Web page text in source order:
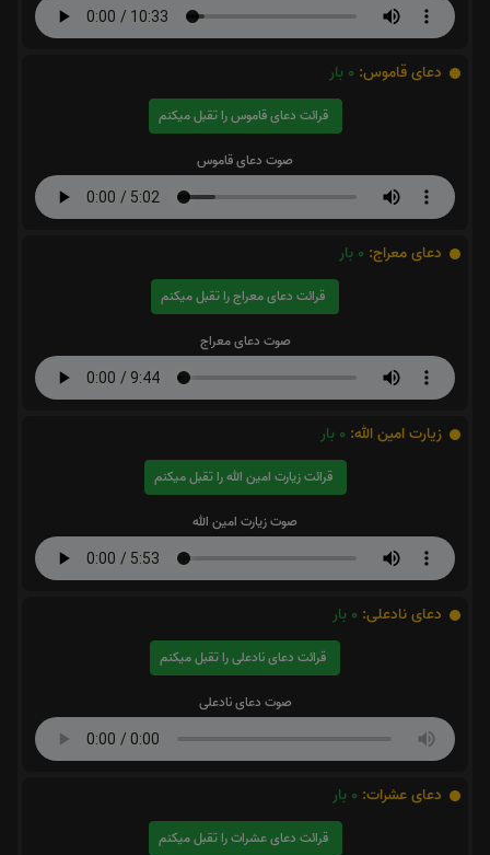
دعای قاموس: 0 بار
قرائت دعای قاموس را تقبل میکنم
صوت دعای قاموس
دعای معراج: 0 بار
قرائت دعای معراج را تقبل میکنم
صوت دعای معراج
زیارت امین الله: 0 بار
قرائت زیارت امین الله را تقبل میکنم
صوت زیارت امین الله
دعای نادعلی: 0 بار
قرائت دعای نادعلی را تقبل میکنم
صوت دعای نادعلی
دعای عشرات: 0 بار
قرائت دعای عشرات را تقبل میکنم